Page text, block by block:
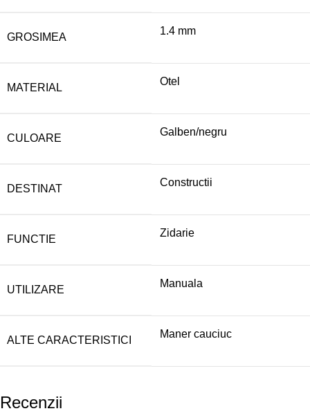
GROSIMEA
1.4 mm
MATERIAL
Otel
CULOARE
Galben/negru
DESTINAT
Constructii
FUNCTIE
Zidarie
UTILIZARE
Manuala
ALTE CARACTERISTICI
Maner cauciuc
Recenzii